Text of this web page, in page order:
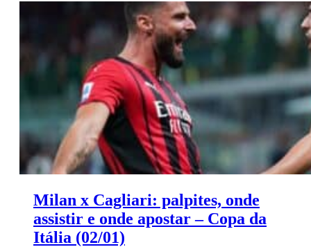
Saiba onde apostar e onde assistir ao jogo de hoje entre
Atalanta x Sassuolo.
Milan x Cagliari: palpites, onde
assistir e onde apostar – Copa da
Itália (02/01)